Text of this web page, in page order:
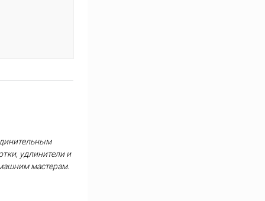
удлинители и
мастерам.